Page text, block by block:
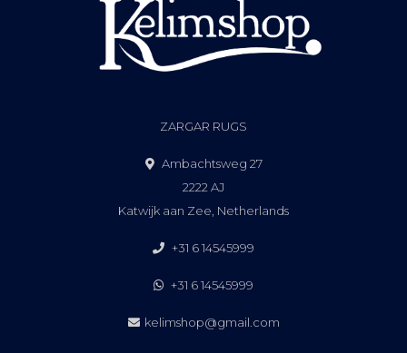
ZARGAR RUGS
Ambachtsweg 27
2222 AJ
Katwijk aan Zee, Netherlands
+31 6 14545999
+31 6 14545999
kelimshop@gmail.com